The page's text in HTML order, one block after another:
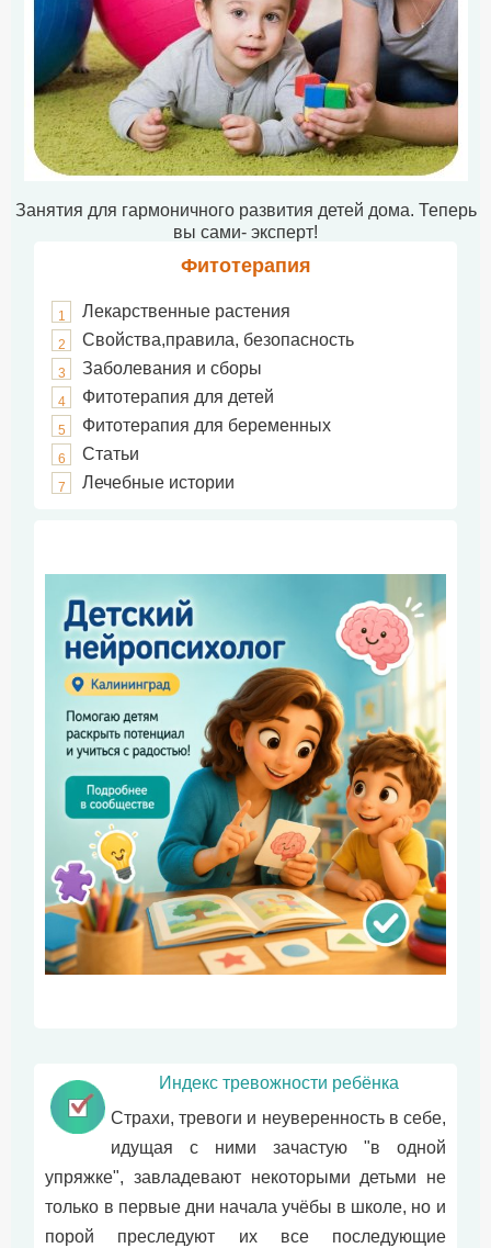
Занятия для гармоничного развития детей дома. Теперь
вы сами- эксперт!
Фитотерапия
1 Лекарственные растения
2 Свойства,правила, безопасность
3 Заболевания и сборы
4 Фитотерапия для детей
5 Фитотерапия для беременных
6 Статьи
7 Лечебные истории
Индекс тревожности ребёнка
Страхи, тревоги и неуверенность в себе,
идущая с ними зачастую "в одной
упряжке", завладевают некоторыми детьми не
только в первые дни начала учёбы в школе, но и
порой преследуют их все последующие